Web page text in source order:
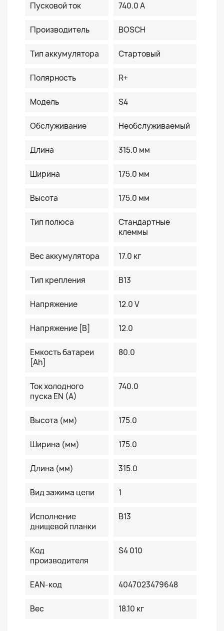
Пусковой ток 740.0 A
Производитель BOSCH
Тип аккумулятора Стартовый
Полярность R+
Модель S4
Обслуживание Необслуживаемый
Длина 315.0 мм
Ширина 175.0 мм
Высота 175.0 мм
Тип полюса
Стандартные
клеммы
Вес аккумулятора 17.0 кг
Тип крепления B13
Напряжение 12.0 V
Напряжение [В] 12.0
Емкость батареи
[Ah]
80.0
Ток холодного
пуска EN (A)
740.0
Высота (мм) 175.0
Ширина (мм) 175.0
Длина (мм) 315.0
Вид зажима цепи 1
Исполнение
днищевой планки
B13
Код
производителя
S4 010
EAN-код 4047023479648
Вес 18.10 кг